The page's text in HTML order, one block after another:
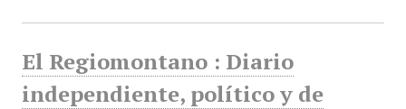
El Regiomontano : Diario
independiente, político y de